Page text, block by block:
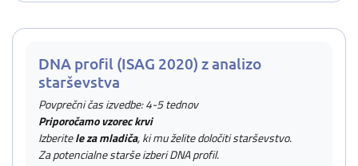
DNA profil (ISAG 2020) z analizo
starševstva
Povprečni čas izvedbe: 4-5 tednov
Priporočamo vzorec krvi
Izberitele za mladiča, ki mu želite določiti starševstvo.
Za potencialne starše izberi DNA profil.